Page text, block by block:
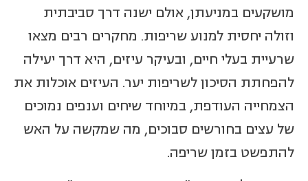
מושקעים במניעתן, אולם ישנה דרך סביבתית
וזולה יחסית למנוע שריפות. מחקרים רבים מצאו
שרעיית בעלי חיים, ובעיקר עיזים, היא דרך יעילה
להפחתת הסיכון לשריפות יער. העיזים אוכלות את
הצמחייה העודפת, במיוחד שיחים וענפים נמוכים
של עצים בחורשים סבוכים, מה שמקשה על האש
להתפשט בזמן שריפה.